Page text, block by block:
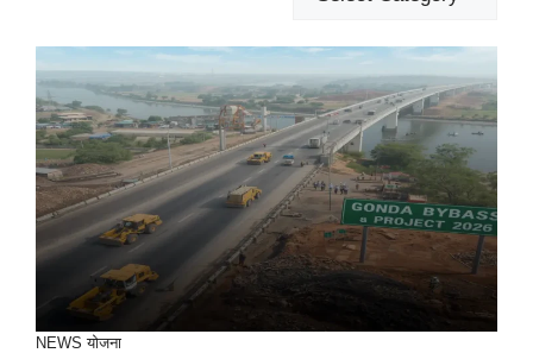
NEWS योजना